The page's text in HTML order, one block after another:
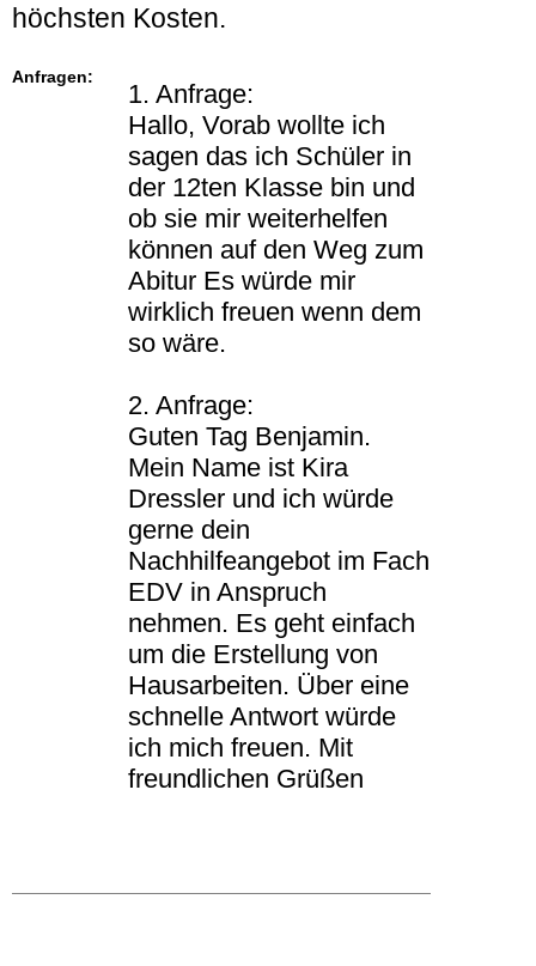
höchsten Kosten.
Anfragen:
1. Anfrage:
Hallo, Vorab wollte ich
sagen das ich Schüler in
der 12ten Klasse bin und
ob sie mir weiterhelfen
können auf den Weg zum
Abitur Es würde mir
wirklich freuen wenn dem
so wäre.
2. Anfrage:
Guten Tag Benjamin.
Mein Name ist Kira
Dressler und ich würde
gerne dein
Nachhilfeangebot im Fach
EDV in Anspruch
nehmen. Es geht einfach
um die Erstellung von
Hausarbeiten. Über eine
schnelle Antwort würde
ich mich freuen. Mit
freundlichen Grüßen